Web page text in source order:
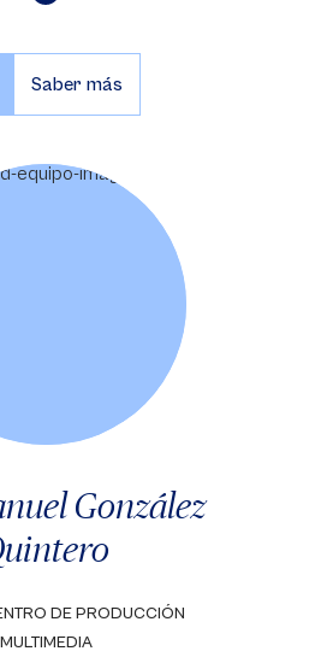
Saber más
González
DE PRODUCCIÓN
MULTIMEDIA